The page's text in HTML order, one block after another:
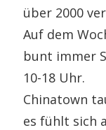
über 2000
Auf dem
bunt immer
10-18 Uhr.
Chinatown
es fühlt sich